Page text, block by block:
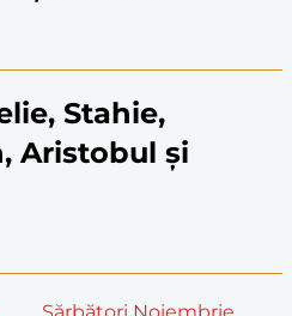
Stahie,
Aristobul și
Sărbători Noiembrie